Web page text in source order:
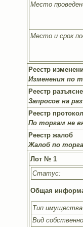
Место
Место и срок
Реестр
Изменения по
Реестр
Запросов на
Реестр
По торгам не
Реестр жалоб
Жалоб по
Лот № 1
Статус:
Общая
Тип
Вид